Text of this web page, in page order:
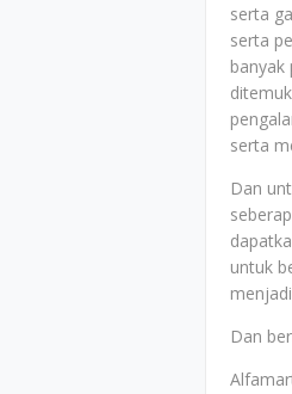
serta
serta
banyak
serta
Dan
untuk
Dan